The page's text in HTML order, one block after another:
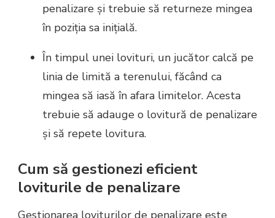
penalizare și trebuie să returneze mingea
în poziția sa inițială.
În timpul unei lovituri, un jucător calcă pe
linia de limită a terenului, făcând ca
mingea să iasă în afara limitelor. Acesta
trebuie să adauge o lovitură de penalizare
și să repete lovitura.
Cum să gestionezi eficient
loviturile de penalizare
Gestionarea loviturilor de penalizare este